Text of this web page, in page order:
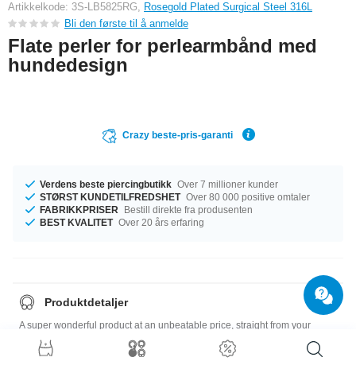
Artikkelkode: 3S-LB5825RG, Rosegold Plated Surgical Steel 316L
Bli den første til å anmelde
Flate perler for perlearmbånd med
hundedesign
Crazy beste-pris-garanti
Verdens beste piercingbutikk Over 7 millioner kunder
STØRST KUNDETILFREDSHET Over 80 000 positive omtaler
FABRIKKPRISER
Bestill direkte fra produsenten
BEST KVALITET Over 20 års erfaring
Produktdetaljer
A super wonderful product at an unbeatable price, straight from your
Factory.